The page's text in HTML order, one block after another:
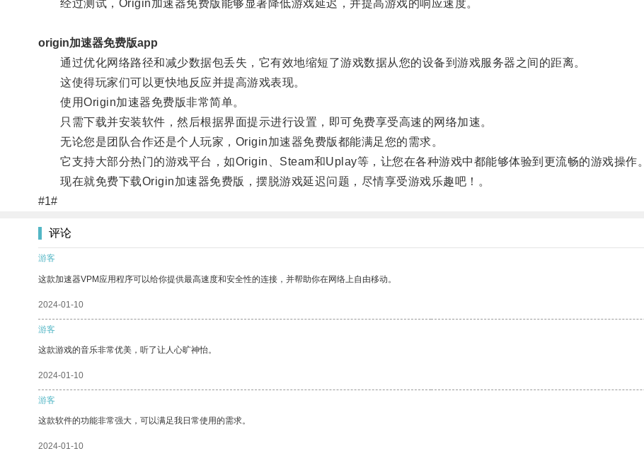
经过测试，Origin加速器免费版能够显著降低游戏延迟，并提高游戏的响应速度。
origin加速器免费版app
通过优化网络路径和减少数据包丢失，它有效地缩短了游戏数据从您的设备到游戏服务器之间的距离。
这使得玩家们可以更快地反应并提高游戏表现。
使用Origin加速器免费版非常简单。
只需下载并安装软件，然后根据界面提示进行设置，即可免费享受高速的网络加速。
无论您是团队合作还是个人玩家，Origin加速器免费版都能满足您的需求。
它支持大部分热门的游戏平台，如Origin、Steam和Uplay等，让您在各种游戏中都能够体验到更流畅的游戏操作。
现在就免费下载Origin加速器免费版，摆脱游戏延迟问题，尽情享受游戏乐趣吧！。
#1#
评论
游客
这款加速器VPM应用程序可以给你提供最高速度和安全性的连接，并帮助你在网络上自由移动。
2024-01-10
游客
这款游戏的音乐非常优美，听了让人心旷神怡。
2024-01-10
游客
这款软件的功能非常强大，可以满足我日常使用的需求。
2024-01-10